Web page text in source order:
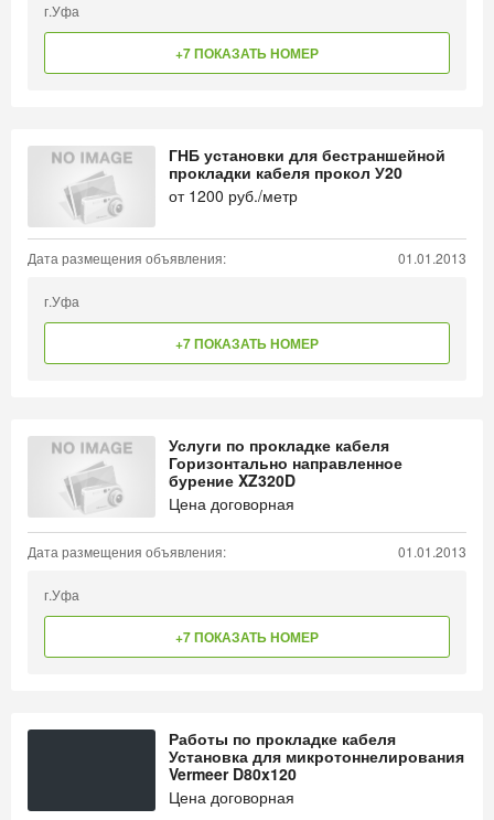
г.Уфа
+7 ПОКАЗАТЬ НОМЕР
ГНБ установки для бестраншейной
прокладки кабеля прокол У20
от 1200 руб./метр
Дата размещения объявления: 01.01.2013
г.Уфа
+7 ПОКАЗАТЬ НОМЕР
Услуги по прокладке кабеля
Горизонтально направленное
бурение XZ320D
Цена договорная
Дата размещения объявления: 01.01.2013
г.Уфа
+7 ПОКАЗАТЬ НОМЕР
Работы по прокладке кабеля
Установка для микротоннелирования
Vermeer D80x120
Цена договорная